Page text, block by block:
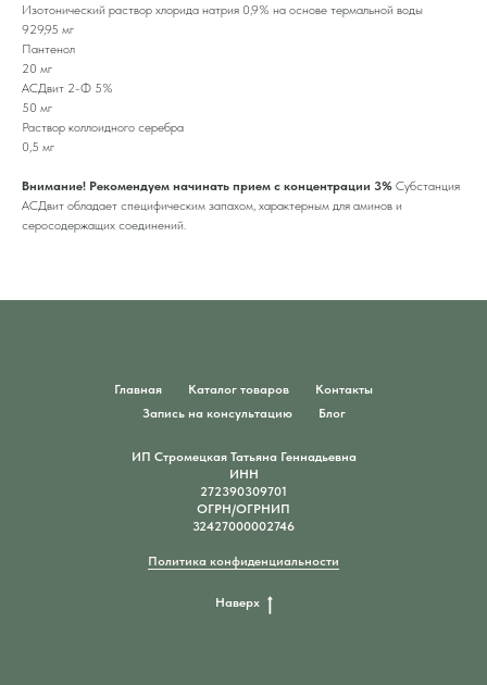
Изотонический раствор хлорида натрия 0,9% на основе термальной воды
929,95 мг
Пантенол
20 мг
АСДвит 2-Ф 5%
50 мг
Раствор коллоидного серебра
0,5 мг
Внимание! Рекомендуем начинать прием с концентрации 3% Субстанция
АСДвит обладает специфическим запахом, характерным для аминов и
серосодержащих соединений.
Главная Каталог товаров
Контакты
Запись на консультацию
Блог
ИП Стромецкая Татьяна Геннадьевна
ИНН
272390309701
ОГРН/ОГРНИП
32427000002746
Политика конфиденциальности
Наверх